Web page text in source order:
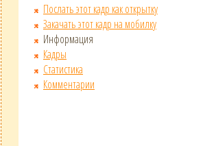
Послать этот кадр как открытку
Закачать этот кадр на мобилку
Информация
Кадры
Статистика
Комментарии